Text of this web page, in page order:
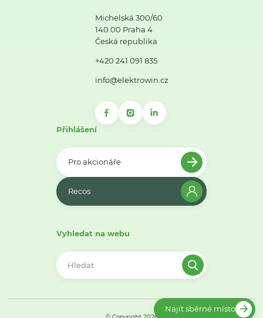
Michelská 300/60
140 00 Praha 4
Česká republika
+420 241 091 835
info@elektrowin.cz
Přihlášení
Pro akcionáře
Recos
Vyhledat na webu
Najít sběrné místo